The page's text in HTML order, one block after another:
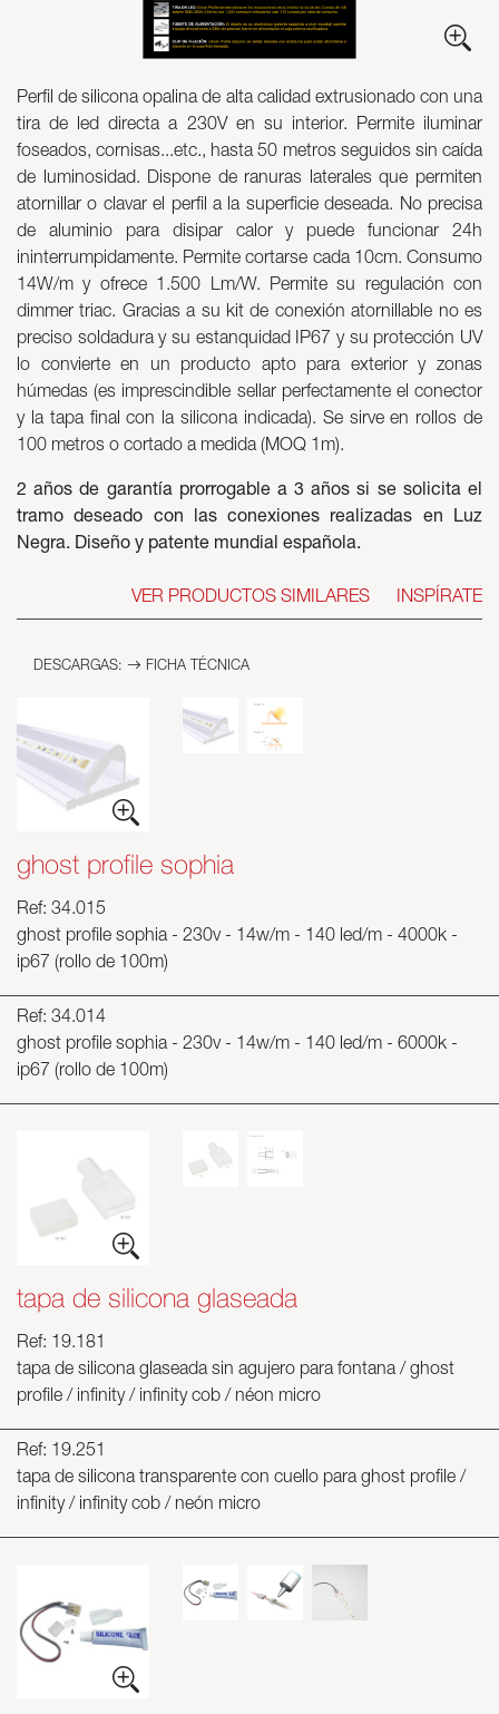
Skyled - Luminarias a medida
Neolight - Luminarias técnicas de diseño
Sistemas modulares lineales y curvos
Carril trifásico (230V)
Carril de 48V
Carril mini de 24V
Spotlights y Downlights
Cajas de luz con frontal textil
Paneles luminosos y Plexiled
Perfil de silicona opalina de alta calidad extrusionado con una
tira de led directa a 230V en su interior. Permite iluminar
foseados, cornisas...etc., hasta 50 metros seguidos sin caída
de luminosidad. Dispone de ranuras laterales que permiten
atornillar o clavar el perfil a la superficie deseada. No precisa
de aluminio para disipar calor y puede funcionar 24h
ininterrumpidamente. Permite cortarse cada 10cm. Consumo
14W/m y ofrece 1.500 Lm/W. Permite su regulación con
dimmer triac. Gracias a su kit de conexión atornillable no es
preciso soldadura y su estanquidad IP67 y su protección UV
lo convierte en un producto apto para exterior y zonas
húmedas (es imprescindible sellar perfectamente el conector
y la tapa final con la silicona indicada). Se sirve en rollos de
100 metros o cortado a medida (MOQ 1m).
2 años de garantía prorrogable a 3 años si se solicita el
tramo deseado con las conexiones realizadas en Luz
Negra. Diseño y patente mundial española.
INSPÍRATE
VER PRODUCTOS SIMILARES
DESCARGAS: FICHA TÉCNICA
ghost profile sophia
Ref: 34.015
ghost profile sophia - 230v - 14w/m - 140 led/m - 4000k -
ip67 (rollo de 100m)
Ref: 34.014
ghost profile sophia - 230v - 14w/m - 140 led/m - 6000k -
ip67 (rollo de 100m)
tapa de silicona glaseada
Ref: 19.181
tapa de silicona glaseada sin agujero para fontana / ghost
profile / infinity / infinity cob / néon micro
Ref: 19.251
tapa de silicona transparente con cuello para ghost profile /
infinity / infinity cob / neón micro